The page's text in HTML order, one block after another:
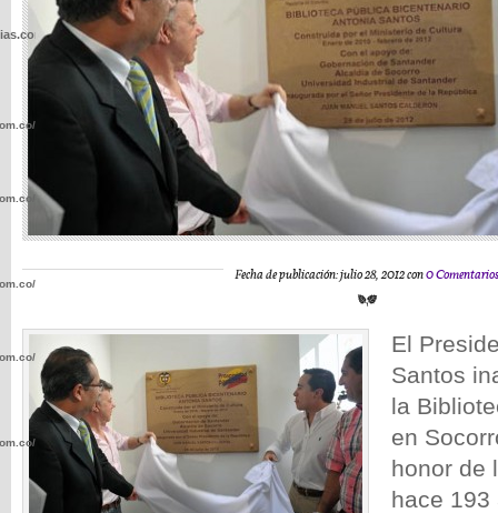
Fecha de publicación: julio 28, 2012 con0 Comentarios
El
Santos
la
en
honor de
hace 193
wp-
wp-
wp-
wp-
wp-
wp-